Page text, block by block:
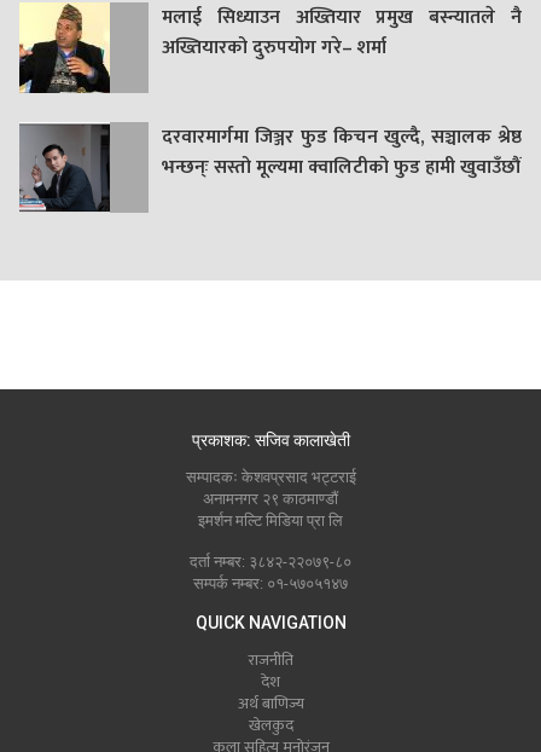
मलाई सिध्याउन अख्तियार प्रमुख बस्न्यातले नै
अख्तियारको दुरुपयोग गरे– शर्मा
दरवारमार्गमा जिञ्जर फुड किचन खुल्दै, सञ्चालक श्रेष्ठ
भन्छन्ः सस्तो मूल्यमा क्वालिटीको फुड हामी खुवाउँछौं
प्रकाशक: सजिव कालाखेती
सम्पादकः केशवप्रसाद भट्टराई
अनामनगर २९ काठमाण्डौं
इमर्शन मल्टि मिडिया प्रा लि
दर्ता नम्बर: ३८४२-२२०७९-८०
सम्पर्क नम्बर: ०१-५७०५१४७
QUICK NAVIGATION
राजनीति
देश
अर्थ बाणिज्य
खेलकुद